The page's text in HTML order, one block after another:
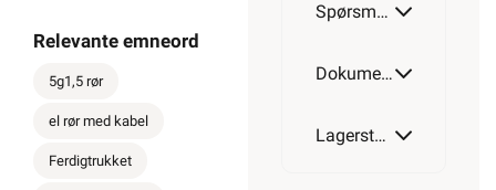
Relevante emneord
5g1,5 rør
el rør med kabel
Ferdigtrukket
Spørsmål og svar
Dokumentasjon
Lagerstatus